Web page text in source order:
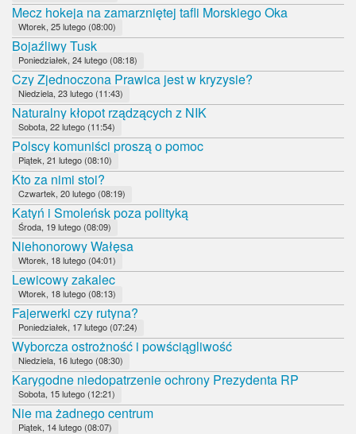
Mecz hokeja na zamarzniętej tafli Morskiego Oka
Wtorek, 25 lutego (08:00)
Bojaźliwy Tusk
Poniedziałek, 24 lutego (08:18)
Czy Zjednoczona Prawica jest w kryzysie?
Niedziela, 23 lutego (11:43)
Naturalny kłopot rządzących z NIK
Sobota, 22 lutego (11:54)
Polscy komuniści proszą o pomoc
Piątek, 21 lutego (08:10)
Kto za nimi stoi?
Czwartek, 20 lutego (08:19)
Katyń i Smoleńsk poza polityką
Środa, 19 lutego (08:09)
Niehonorowy Wałęsa
Wtorek, 18 lutego (04:01)
Lewicowy zakalec
Wtorek, 18 lutego (08:13)
Fajerwerki czy rutyna?
Poniedziałek, 17 lutego (07:24)
Wyborcza ostrożność i powściągliwość
Niedziela, 16 lutego (08:30)
Karygodne niedopatrzenie ochrony Prezydenta RP
Sobota, 15 lutego (12:21)
Nie ma żadnego centrum
Piątek, 14 lutego (08:07)